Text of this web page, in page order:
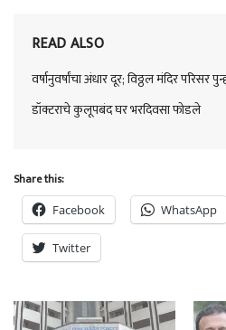
READ ALSO
वर्षानुवर्षांचा अंधार दूर; विठ्ठल मंदिर परिसर
डॉक्टराचे कुलूपबंद घर भरदिवसा फोडले
Share this:
Facebook WhatsApp
Twitter